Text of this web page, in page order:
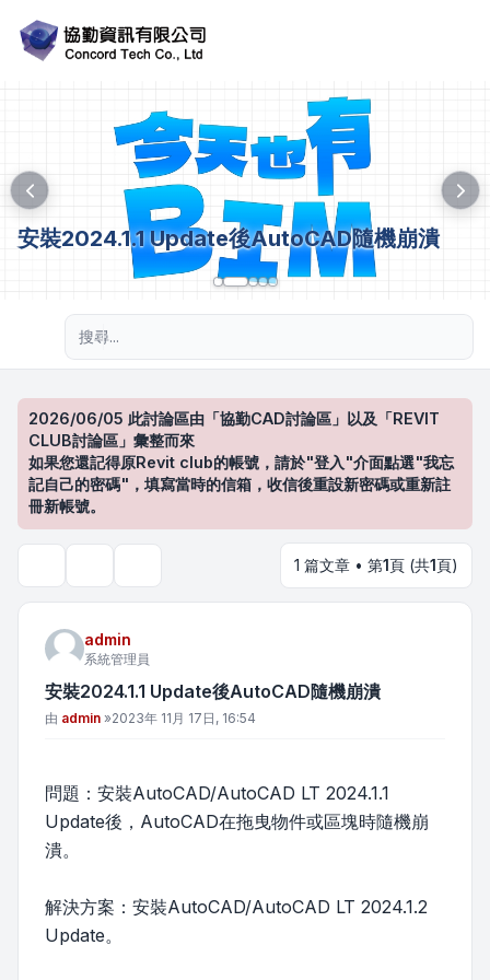
安裝2024.1.1 Update後AutoCAD隨機崩潰
2026/06/05 此討論區由「協勤CAD討論區」以及「REVIT
CLUB討論區」彙整而來
如果您還記得原Revit club的帳號，請於"登入"介面點選"我忘
記自己的密碼"，填寫當時的信箱，收信後重設新密碼或重新註
冊新帳號。
1 篇文章 • 第1頁 (共1頁)
admin
系統管理員
安裝2024.1.1 Update後AutoCAD隨機崩潰
文章
由 admin »2023年 11月 17日, 16:54
問題：安裝AutoCAD/AutoCAD LT 2024.1.1
Update後，AutoCAD在拖曳物件或區塊時隨機崩
潰。
解決方案：安裝AutoCAD/AutoCAD LT 2024.1.2
Update。